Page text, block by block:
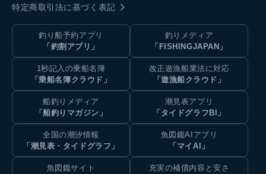
特定商取引法に基づく表記
釣り船予約アプリ
「釣割アプリ」
釣りメディア
「FISHINGJAPAN」
1秒記入の乗船名簿
「乗船名簿クラウド」
改正遊漁船業法に対応
「遊漁船クラウド」
船釣りメディア
「船釣りマガジン」
潮見表アプリ
「タイドグラフBI」
全国の潮汐情報
「潮見表・タイドグラフ」
魚図鑑AIアプリ
「マイAI」
魚図鑑サイト
充実の補償内容と安さ